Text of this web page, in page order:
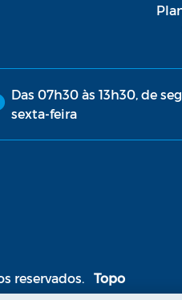
Das 07h30 às 13h30, de
sexta-feira
reservados.